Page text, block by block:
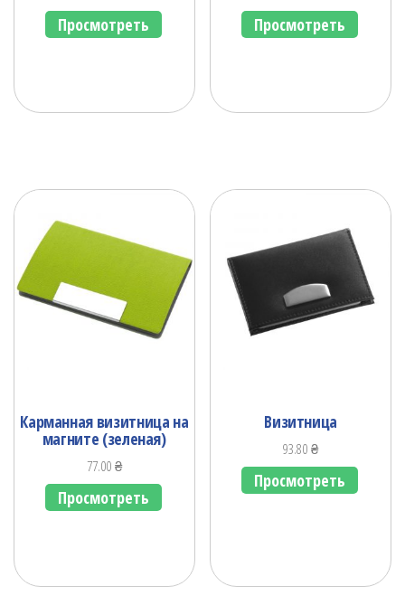
Просмотреть Просмотреть
Карманная визитница на
магните (зеленая)
77.00₴
Просмотреть
Визитница
93.80₴
Просмотреть